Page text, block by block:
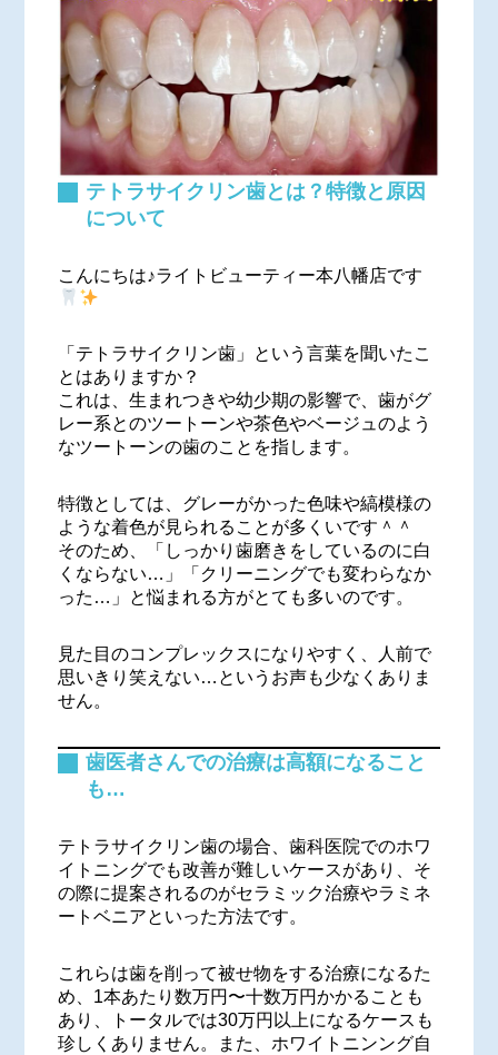
テトラサイクリン歯とは？特徴と原因
について
こんにちは♪ライトビューティー本八幡店です
「テトラサイクリン歯」という言葉を聞いたこ
とはありますか？
これは、生まれつきや幼少期の影響で、歯がグ
レー系とのツートーンや茶色やベージュのよう
なツートーンの歯のことを指します。
特徴としては、グレーがかった色味や縞模様の
ような着色が見られることが多くいです＾＾
そのため、「しっかり歯磨きをしているのに白
くならない…」「クリーニングでも変わらなか
った…」と悩まれる方がとても多いのです。
見た目のコンプレックスになりやすく、人前で
思いきり笑えない…というお声も少なくありま
せん。
歯医者さんでの治療は高額になること
も…
テトラサイクリン歯の場合、歯科医院でのホワ
イトニングでも改善が難しいケースがあり、そ
の際に提案されるのがセラミック治療やラミネ
ートベニアといった方法です。
これらは歯を削って被せ物をする治療になるた
め、1本あたり数万円〜十数万円かかることも
あり、トータルでは30万円以上になるケースも
珍しくありません。また、ホワイトニンング自